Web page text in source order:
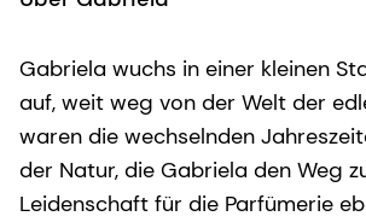
Gabriela wuchs in einer kleinen
auf, weit weg von der Welt der
waren die wechselnden
der Natur, die Gabriela den Weg
Leidenschaft für die Parfümerie